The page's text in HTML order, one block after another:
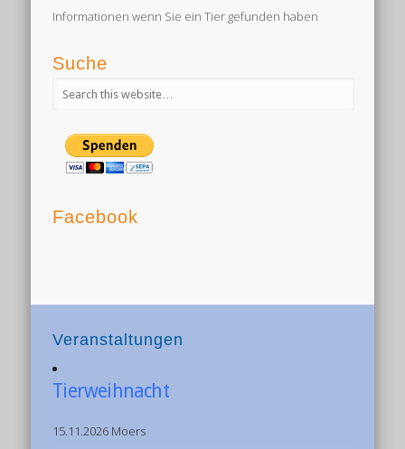
Informationen wenn Sie ein Tier gefunden haben
Suche
Facebook
Veranstaltungen
Tierweihnacht
15.11.2026 Moers